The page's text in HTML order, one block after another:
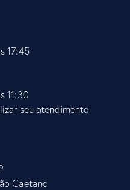
17:45
11:30
seu atendimento
Caetano